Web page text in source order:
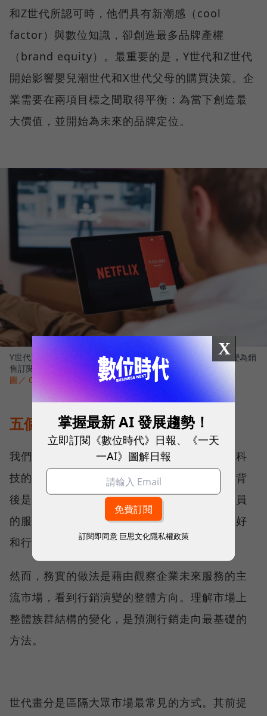
和Z世代所認可時，他們具有新潮感（cool
factor）與數位知識，卻創造最多品牌產權
（brand equity）。最重要的是，Y世代和Z世代
開始影響嬰兒潮世代和X世代父母的購買決策。企
業需要在兩項目標之間取得平衡：為當下創造最
大價值，並開始為未來的品牌定位。
Y世代更重視體驗本身而非所有權，商業模式也從銷售產品轉變為銷
售訂閱。
圖／ CardMapr on Unsplash
五個世代的差異
我們認為，每位顧客都是獨一無二的個體，在科
技的輔助下，行銷最終將達到一對一的目標，背
後是由客製化與個人化來推動。未來，行銷人員
的服務對象是單一顧客，每個人都有獨特的喜好
和行為。
然而，務實的做法是藉由觀察企業未來服務的主
流市場，看到行銷演變的整體方向。理解市場上
整體族群結構的變化，是預測行銷走向最基礎的
方法。
世代畫分是區隔大眾市場最常見的方式。其前提
X
掌握最新 AI 發展趨勢！
立即訂閱《數位時代》日報、《一天
一AI》圖解日報
訂閱即同意 巨思文化隱私權政策